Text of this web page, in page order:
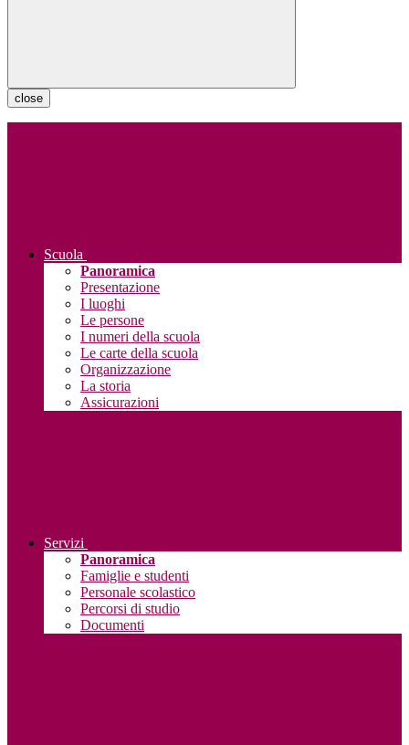
close
Scuola
Panoramica
Presentazione
I luoghi
Le persone
I numeri della scuola
Le carte della scuola
Organizzazione
La storia
Assicurazioni
Servizi
Panoramica
Famiglie e studenti
Personale scolastico
Percorsi di studio
Documenti